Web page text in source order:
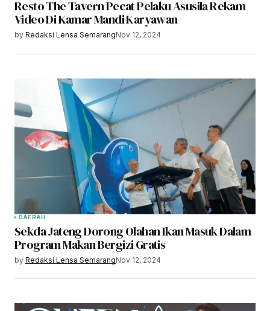
Resto The Tavern Pecat Pelaku Asusila Rekam
Video Di Kamar Mandi Karyawan
by Redaksi Lensa SemarangNov 12, 2024
DAERAH
Sekda Jateng Dorong Olahan Ikan Masuk Dalam
Program Makan Bergizi Gratis
by Redaksi Lensa SemarangNov 12, 2024